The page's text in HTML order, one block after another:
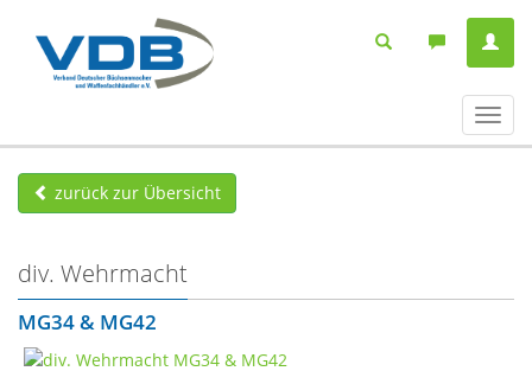
ein-/
zurück zur Übersicht
div. Wehrmacht
MG34 & MG42